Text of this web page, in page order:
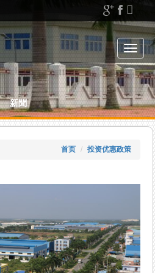
Toggle
新聞
首页 投资优惠政策